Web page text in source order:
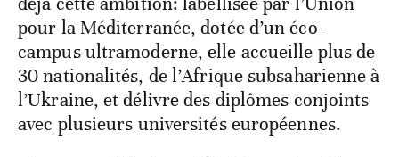
pour la Méditerranée, dotée d’un éco-
campus ultramoderne, elle accueille plus de
30 nationalités, de l’Afrique subsaharienne à
l’Ukraine, et délivre des diplômes conjoints
avec plusieurs universités européennes.